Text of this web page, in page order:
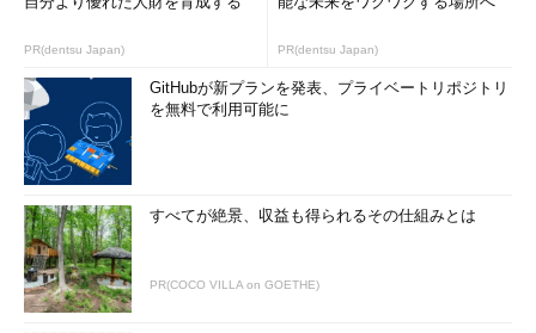
PR(dentsu Japan) PR(dentsu Japan)
GitHubが新プランを発表、プライベートリポジトリ
を無料で利用可能に
すべてが絶景、収益も得られるその仕組みとは
PR(COCO VILLA on GOETHE)